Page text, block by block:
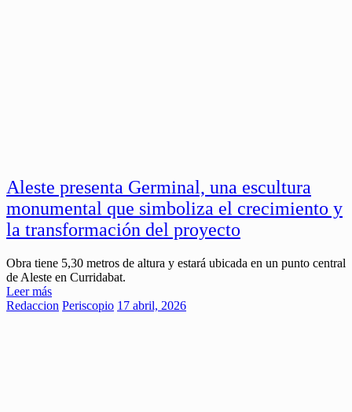
Aleste presenta Germinal, una escultura
monumental que simboliza el crecimiento y
la transformación del proyecto
Obra tiene 5,30 metros de altura y estará ubicada en un punto central
de Aleste en Curridabat.
Leer más
Redaccion Periscopio 17 abril, 2026